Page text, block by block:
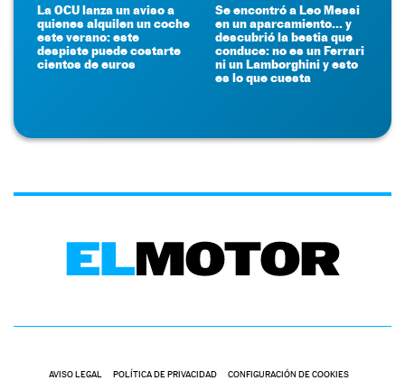
La OCU lanza un aviso a
quienes alquilen un coche
este verano: este
despiste puede costarte
cientos de euros
Se encontró a Leo Messi
en un aparcamiento... y
descubrió la bestia que
conduce: no es un Ferrari
ni un Lamborghini y esto
es lo que cuesta
AVISO LEGAL POLÍTICA DE PRIVACIDAD CONFIGURACIÓN DE COOKIES